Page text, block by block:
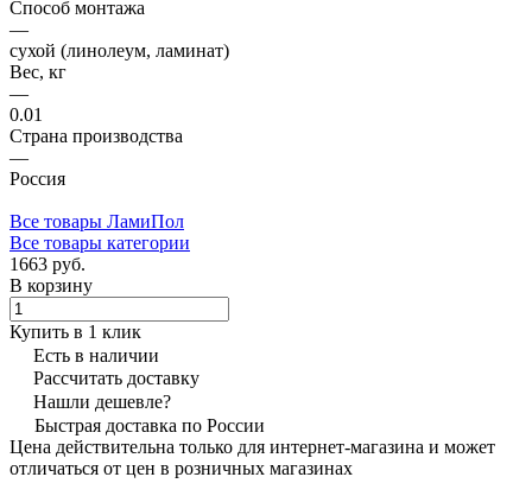
Способ монтажа
—
сухой (линолеум, ламинат)
Вес, кг
—
0.01
Страна производства
—
Россия
Все товары ЛамиПол
Все товары категории
1663 руб.
В корзину
Купить в 1 клик
Есть в наличии
Рассчитать доставку
Нашли дешевле?
Быстрая доставка по России
Цена действительна только для интернет-магазина и может
отличаться от цен в розничных магазинах